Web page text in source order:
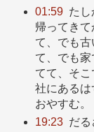
01:59 たし
帰ってき
て、でも
て、でも
てて、そ
社にある
おやすむ。
19:23 だ